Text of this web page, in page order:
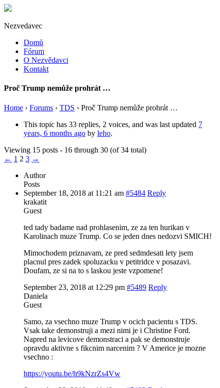
Nezvedavec
Domů
Fórum
O Nezvědavci
Kontakt
Proč Trump nemůže prohrát …
Home › Forums › TDS › Proč Trump nemůže prohrát …
This topic has 33 replies, 2 voices, and was last updated 7
years, 6 months ago by leho.
Viewing 15 posts - 16 through 30 (of 34 total)
← 1 2 3 →
Author
Posts
September 18, 2018 at 11:21 am #5484 Reply
krakatit
Guest
ted tady badame nad prohlasenim, ze za ten hurikan v
Karolinach muze Trump. Co se jeden dnes nedozvi SMICH!
Mimochodem priznavam, ze pred sedmdesati lety jsem
placnul pres zadek spoluzacku v petitridce v posazavi.
Doufam, ze si na to s laskou jeste vzpomene!
September 23, 2018 at 12:29 pm #5489 Reply
Daniela
Guest
Samo, za vsechno muze Trump v ocich pacientu s TDS.
Vsak take demonstruji a mezi nimi je i Christine Ford.
Napred na levicove demonstraci a pak se demonstruje
opravdu aktivne s fikcnim narcenim ? V Americe je mozne
vsechno :
https://youtu.be/h9kNzrZs4Vw